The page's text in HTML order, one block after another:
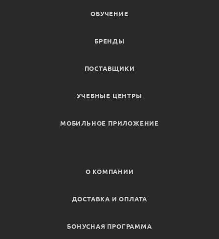
ОБУЧЕНИЕ
БРЕНДЫ
ПОСТАВЩИКИ
УЧЕБНЫЕ ЦЕНТРЫ
МОБИЛЬНОЕ ПРИЛОЖЕНИЕ
О КОМПАНИИ
ДОСТАВКА И ОПЛАТА
БОНУСНАЯ ПРОГРАММА